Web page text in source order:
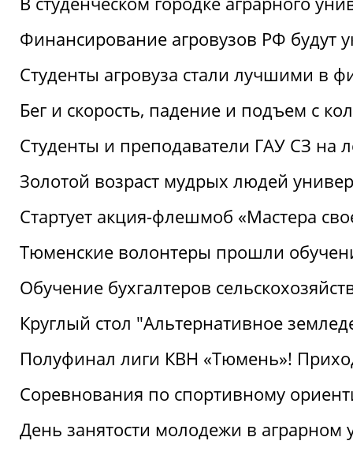
Финансирование агровузов РФ будут
Студенты агровуза стали лучшими в
Бег и скорость, падение и подъем с
Студенты и преподаватели ГАУ СЗ
Золотой возраст мудрых людей
Стартует акция-флешмоб «Мастера
Тюменские волонтеры прошли
Обучение бухгалтеров
Круглый стол "Альтернативное
Полуфинал лиги КВН «Тюмень»!
Соревнования по спортивному
День занятости молодежи в аграрном